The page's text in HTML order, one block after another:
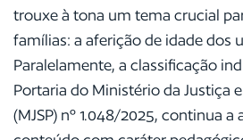
trouxe à tona um tema crucial
famílias: a aferição de idade dos
Paralelamente, a classificação
Portaria do Ministério da Justiça
(MJSP) nº 1.048/2025, continua a